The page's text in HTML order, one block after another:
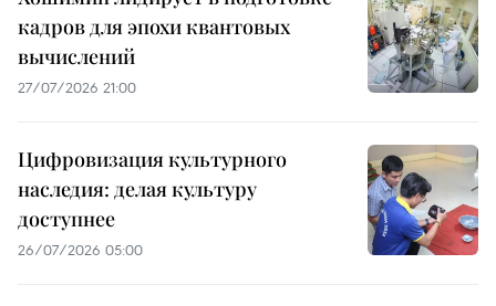
кадров для эпохи квантовых
вычислений
27/07/2026 21:00
Цифровизация культурного
наследия: делая культуру
доступнее
26/07/2026 05:00